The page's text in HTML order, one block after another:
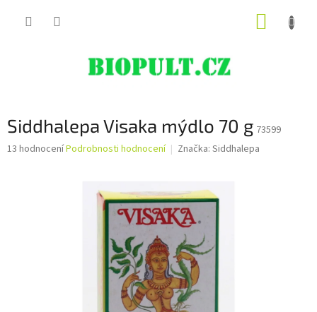
Siddhalepa Visaka mýdlo 70 g 73599
Průměrné
13 hodnoceníPodrobnosti hodnocení Značka: Siddhalepa